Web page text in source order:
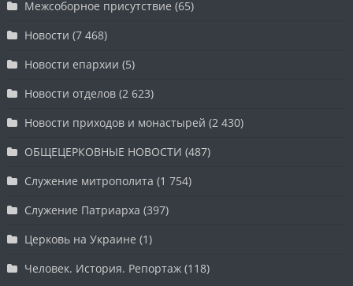
Межсоборное присутствие (65)
Новости (7 468)
Новости епархии (5)
Новости отделов (2 623)
Новости приходов и монастырей (2 430)
ОБЩЕЦЕРКОВНЫЕ НОВОСТИ (487)
Служение митрополита (1 754)
Служение Патриарха (397)
Церковь на Украине (1)
Человек. История. Репортаж (118)